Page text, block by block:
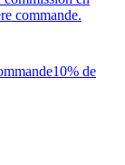
commande.
10% de